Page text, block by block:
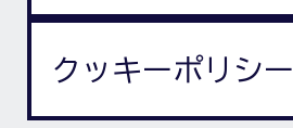
クッキーポリシー